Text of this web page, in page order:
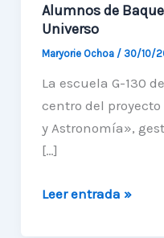
Alumnos de
Universo
Maryorie Ochoa / 30/10/
La escuela G-130
centro del
y Astronomía»,
[…]
Alumnos
Leer entrada »